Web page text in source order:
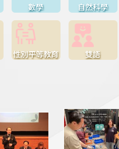
數學 自然科學
性別平等教育 雙語